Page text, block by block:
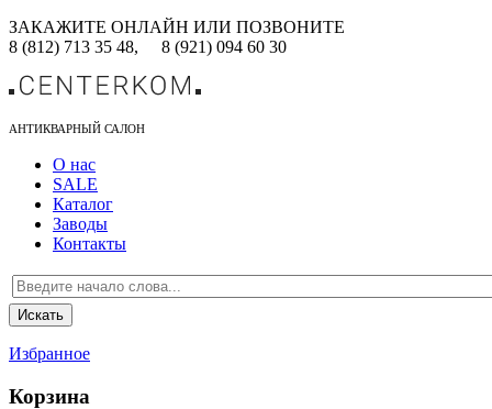
ЗАКАЖИТЕ ОНЛАЙН ИЛИ ПОЗВОНИТЕ
8 (812) 713 35 48,
8 (921) 094 60 30
АНТИКВАРНЫЙ САЛОН
О нас
SALE
Каталог
Заводы
Контакты
Избранное
Корзина